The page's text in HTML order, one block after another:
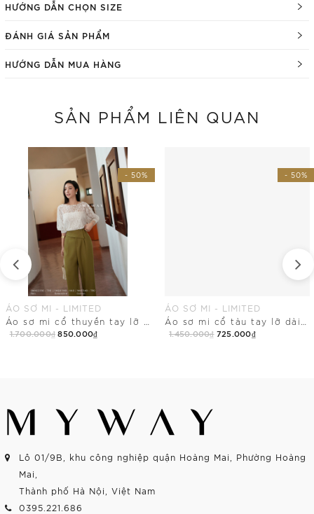
HƯỚNG DẪN CHỌN SIZE
ĐÁNH GIÁ SẢN PHẨM
HƯỚNG DẪN MUA HÀNG
SẢN PHẨM LIÊN QUAN
- 50%
ÁO SƠ MI - LIMITED
1.700.000₫ 850.000₫
- 50%
ÁO SƠ MI - LIMITED
1.450.000₫ 725.000₫
Lô 01/9B, khu công nghiệp quận Hoàng Mai, Phường Hoàng
Mai,
Thành phố Hà Nội, Việt Nam
0395.221.686